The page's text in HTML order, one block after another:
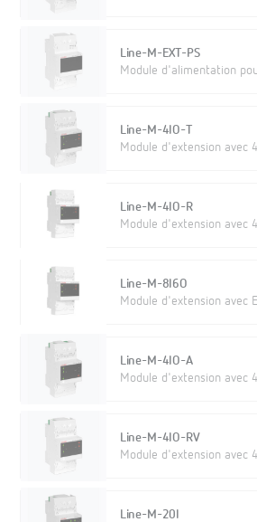
Line-M-EXT-PS
Module d'alimentation
Line-M-4IO-T
Module d'extension avec
Line-M-4IO-R
Module d'extension avec
Line-M-8I6O
Module d'extension avec
Line-M-4IO-A
Module d'extension avec
Line-M-4IO-RV
Module d'extension avec
Line-M-20I